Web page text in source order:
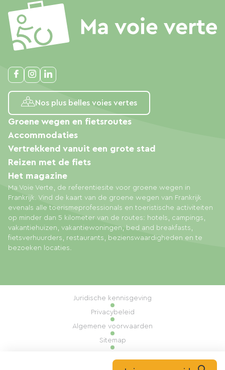
Nos plus belles voies vertes
Ma Voie Verte, de referentiesite voor groene wegen in
Frankrijk. Vind de kaart van de groene wegen van Frankrijk
evenals alle toerismeprofessionals en toeristische activiteiten
op minder dan 5 kilometer van de routes: hotels, campings,
vakantiehuizen, vakantiewoningen, bed and breakfasts,
fietsverhuurders, restaurants, bezienswaardigheden en te
bezoeken locaties.
Groene wegen en fietsroutes
Accommodaties
Vertrekkend vanuit een grote stad
Reizen met de fiets
Het magazine
Juridische kennisgeving
Privacybeleid
Algemene voorwaarden
Sitemap
Realisatie: Mill, Privas